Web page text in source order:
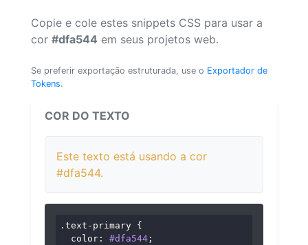
Copie e cole estes snippets CSS para usar a
cor #dfa544 em seus projetos web.
Se preferir exportação estruturada, use o Exportador de
Tokens.
COR DO TEXTO
Este texto está usando a cor
#dfa544.
.text-primary {
color : #dfa544 ;